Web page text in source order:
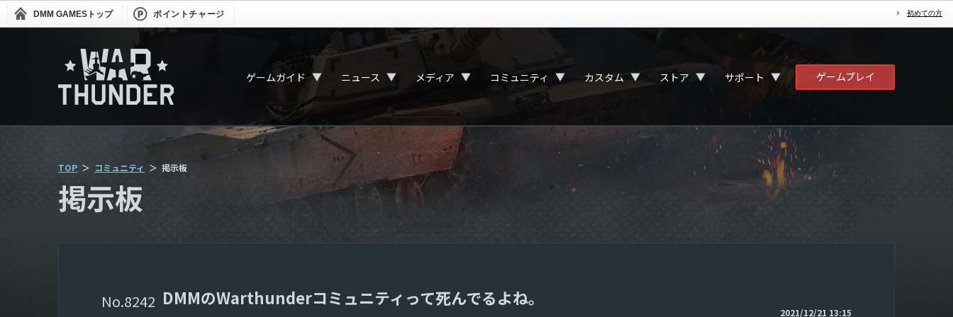
DMM GAMES トップ ポイントチャージ 初めての方
ゲームガイド ▼ ニュース ▼ メディア ▼ コミュニティ ▼ カスタム ▼ ストア ▼ サポート ▼ ゲームプレイ
TOP コミュニティ 掲示板
掲示板
8242 DMMのWarthunderコミュニティって死んでるよね。
2021/12/21 13:15